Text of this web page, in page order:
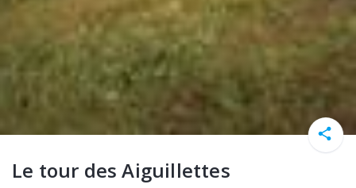
Le tour des Aiguillettes